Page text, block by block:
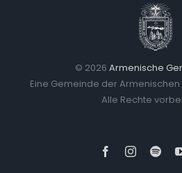
© 2026 Armenische
Eine Gemeinde der
Alle Rechte
FacebookInstagram